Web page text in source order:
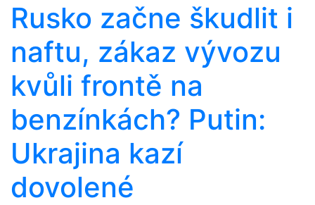
Rusko začne škudlit i
naftu, zákaz vývozu
kvůli frontě na
benzínkách? Putin:
Ukrajina kazí
dovolené